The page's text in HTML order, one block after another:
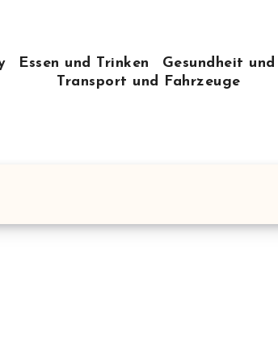
Essen und Trinken Gesundheit
Transport und Fahrzeuge